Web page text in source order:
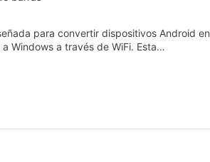
para convertir dispositivos Android en
Windows a través de WiFi. Esta…